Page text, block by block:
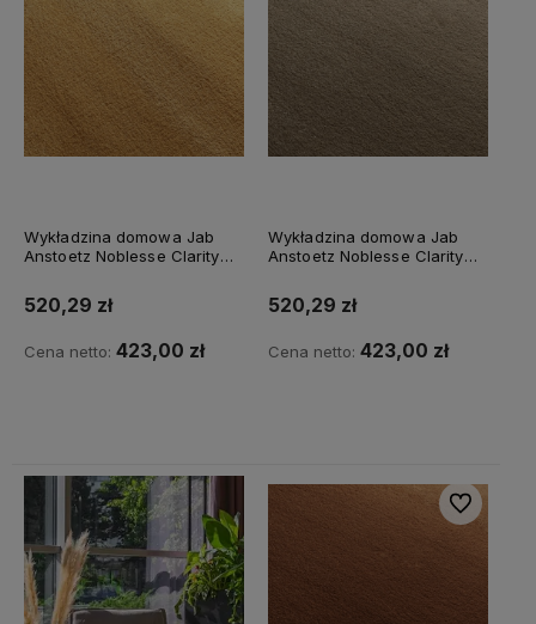
Wykładzina domowa Jab
Anstoetz Noblesse Clarity
520,29 zł
Cena netto: 423,00 zł
Wykładzina domowa Jab
Anstoetz Noblesse Clarity
520,29 zł
Cena netto: 423,00 zł
Do